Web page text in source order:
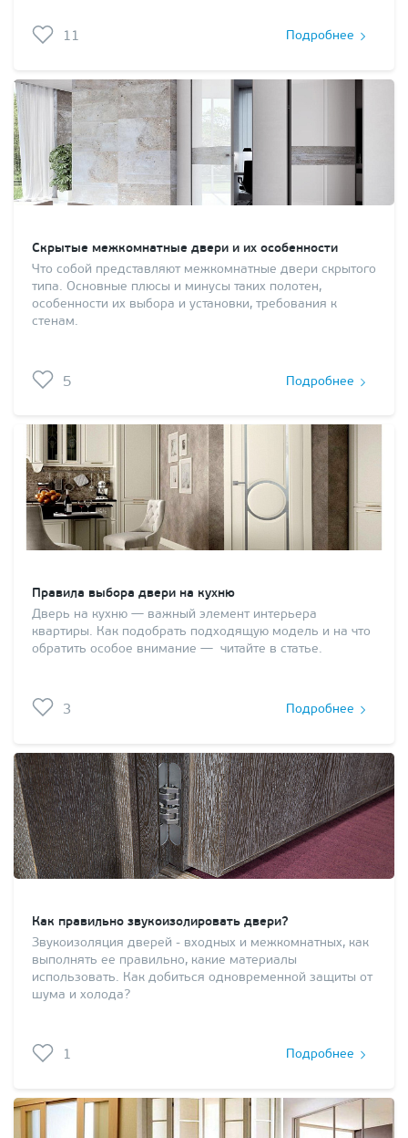
11 Подробнее
Скрытые межкомнатные двери и их особенности
Что собой представляют межкомнатные двери скрытого
типа. Основные плюсы и минусы таких полотен,
особенности их выбора и установки, требования к
стенам.
5 Подробнее
Правила выбора двери на кухню
Дверь на кухню — важный элемент интерьера
квартиры. Как подобрать подходящую модель и на что
обратить особое внимание — читайте в статье.
3 Подробнее
Как правильно звукоизолировать двери?
Звукоизоляция дверей - входных и межкомнатных, как
выполнять ее правильно, какие материалы
использовать. Как добиться одновременной защиты от
шума и холода?
1 Подробнее